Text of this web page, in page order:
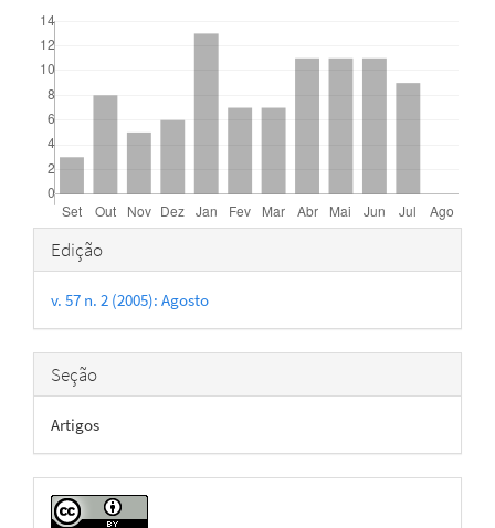
Detalhes
do
artigo
Edição
v. 57 n. 2 (2005): Agosto
Seção
Artigos